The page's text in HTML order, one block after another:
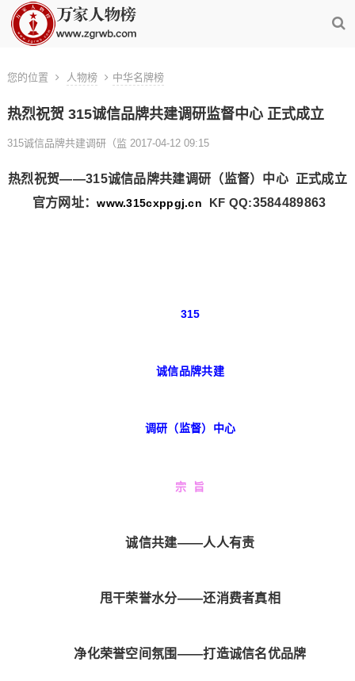
您的位置 人物榜 中华名牌榜
热烈祝贺 315诚信品牌共建调研监督中心 正式成立
315诚信品牌共建调研（监 2017-04-12 09:15
热烈祝贺——315诚信品牌共建调研（监督）中心 正式成立
官方网址：www.315cxppgj.cn KF QQ:3584489863
315
	诚信品牌共建
	调研（监督）中心
宗  旨
	诚信共建——人人有责
	甩干荣誉水分——还消费者真相
	净化荣誉空间氛围——打造诚信名优品牌